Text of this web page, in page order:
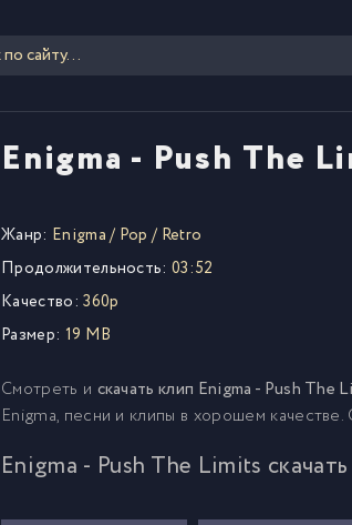
Enigma - Push The
Жанр: Enigma/ Pop / Retro
Продолжительность: 03:52
Качество: 360p
Размер: 19 MB
Смотреть и скачать клип Enigma - Push The
Enigma, песни и клипы в хорошем
Enigma - Push The Limits